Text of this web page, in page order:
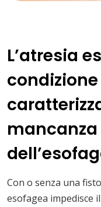
L’atresia
Con o senza una
esofagea impedisce